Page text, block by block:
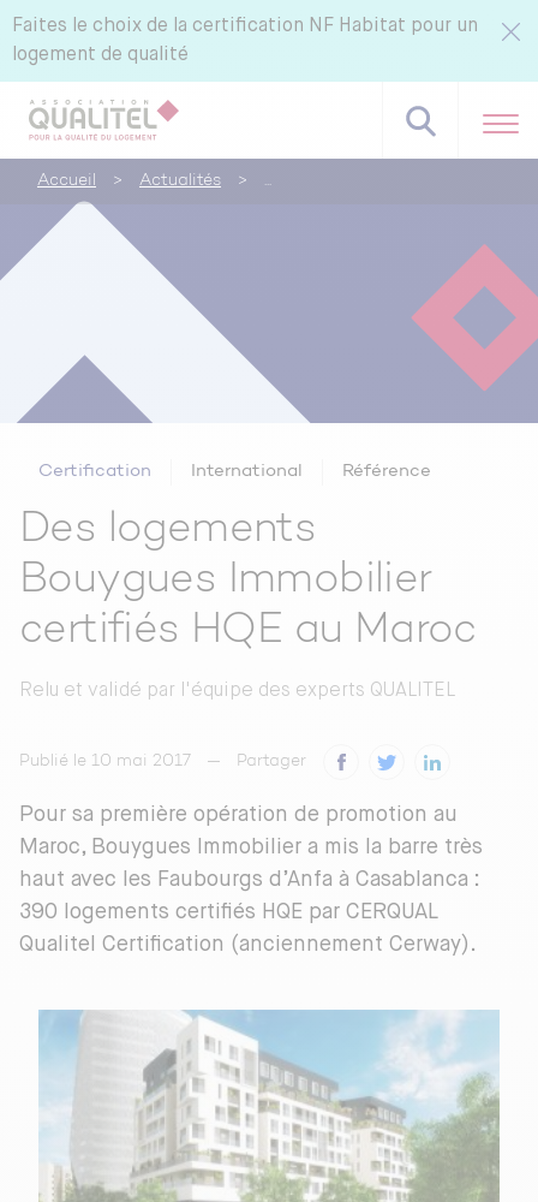
Faites le choix de la certification NF Habitat pour un
logement de qualité
Référentiels NF Habitat - NF Habitat HQE
Tous nos labels et services
Pourquoi certifier avec CERQUAL ?
Accueil > Actualités >
Certification International Référence
Des logements
Bouygues Immobilier
certifiés HQE au Maroc
Relu et validé par l'équipe des experts QUALITEL
Publié le 10 mai 2017 Partager
Pour sa première opération de promotion au
Maroc, Bouygues Immobilier a mis la barre très
haut avec les Faubourgs d’Anfa à Casablanca :
390 logements certifiés HQE par CERQUAL
Qualitel Certification (anciennement Cerway).